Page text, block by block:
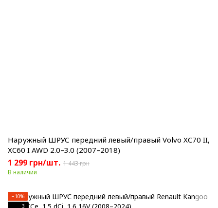
Наружный ШРУС передний левый/правый Volvo XC70 II,
XC60 I AWD 2.0–3.0 (2007–2018)
1 299 грн/шт. 1 443 грн
В наличии
−10%
3